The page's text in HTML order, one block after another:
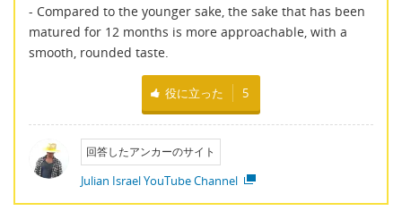
- Compared to the younger sake, the sake that has been
matured for 12 months is more approachable, with a
smooth, rounded taste.
役に立った 5
回答したアンカーのサイト
Julian Israel YouTube Channel